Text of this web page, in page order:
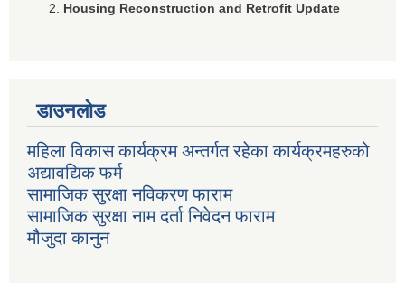
Housing Reconstruction and Retrofit Update
डाउनलोड
महिला विकास कार्यक्रम अन्तर्गत रहेका कार्यक्रमहरुको
अद्यावद्यिक फर्म
सामाजिक सुरक्षा नविकरण फाराम
सामाजिक सुरक्षा नाम दर्ता निवेदन फाराम
मौजुदा कानुन